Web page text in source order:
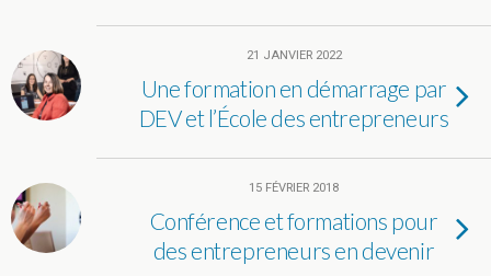
21 JANVIER 2022
Une formation en démarrage par
DEV et l’École des entrepreneurs
15 FÉVRIER 2018
Conférence et formations pour
des entrepreneurs en devenir